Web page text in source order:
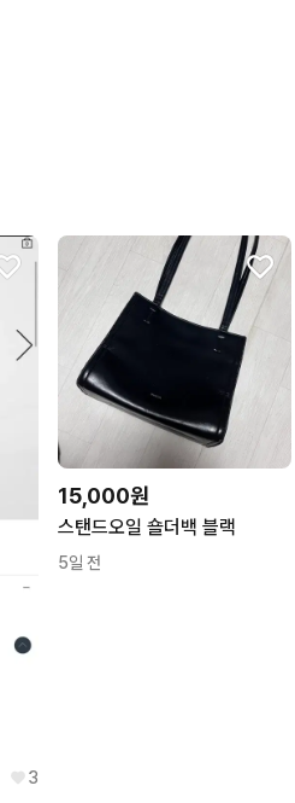
3
15,000원
스탠드오일 숄더백 블랙
5일 전